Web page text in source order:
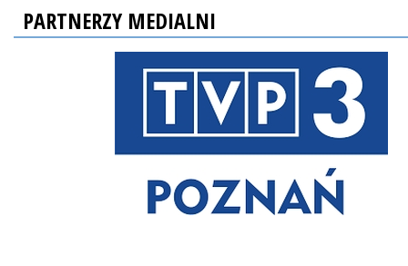
PARTNERZY MEDIALNI